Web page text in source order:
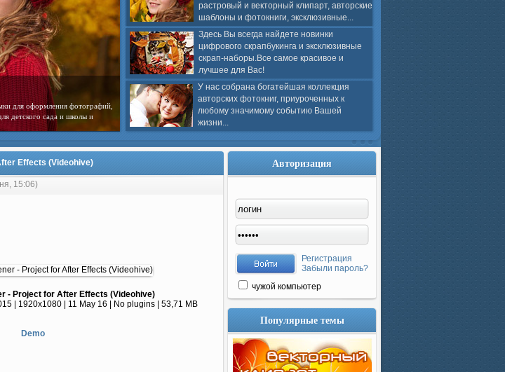
растровый и векторный клипарт, авторские
шаблоны и фотокниги, эксклюзивные...
Здесь Вы всегда найдете новинки
цифрового скрапбукинга и эксклюзивные
скрап-наборы.Все самое красивое и
лучшее для Вас!
У нас собрана богатейшая коллекция
авторских фотокниг, приуроченных к
любому значимому событию Вашей
жизни...
для оформления фотографий,
детского сада и школы и
Effects (Videohive)
15:06)
- Project for After Effects (Videohive)
| 1920x1080 | 11 May 16 | No plugins | 53,71 MB
Demo
Авторизация
Регистрация
Забыли пароль?
чужой компьютер
Популярные темы